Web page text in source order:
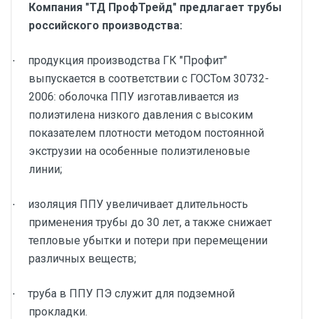
Компания "ТД ПрофТрейд" предлагает трубы
российского производства:
·
продукция производства ГК "Профит"
выпускается в соответствии с ГОСТом 30732-
2006: оболочка ППУ изготавливается из
полиэтилена низкого давления с высоким
показателем плотности методом постоянной
экструзии на особенные полиэтиленовые
линии;
·
изоляция ППУ увеличивает длительность
применения трубы до 30 лет, а также снижает
тепловые убытки и потери при перемещении
различных веществ;
·
труба в ППУ ПЭ служит для подземной
прокладки.